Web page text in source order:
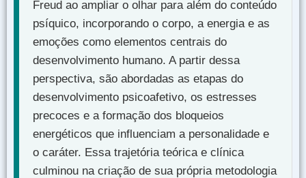
Freud ao ampliar o olhar para além do conteúdo
psíquico, incorporando o corpo, a energia e as
emoções como elementos centrais do
desenvolvimento humano. A partir dessa
perspectiva, são abordadas as etapas do
desenvolvimento psicoafetivo, os estresses
precoces e a formação dos bloqueios
energéticos que influenciam a personalidade e
o caráter. Essa trajetória teórica e clínica
culminou na criação de sua própria metodologia